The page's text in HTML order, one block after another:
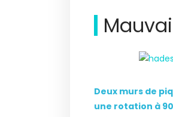
Deux murs de
une rotation à